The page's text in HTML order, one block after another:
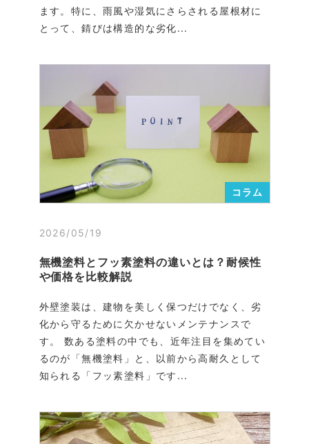
ます。特に、雨風や湿気にさらされる屋根材に
とって、錆びは構造的な劣化...
コラム
2026/05/19
無機塗料とフッ素塗料の違いとは？耐候性
や価格を比較解説
外壁塗装は、建物を美しく保つだけでなく、劣
化から守るために欠かせないメンテナンスで
す。 数ある塗料の中でも、近年注目を集めてい
るのが「無機塗料」と、以前から高耐久として
知られる「フッ素塗料」です...